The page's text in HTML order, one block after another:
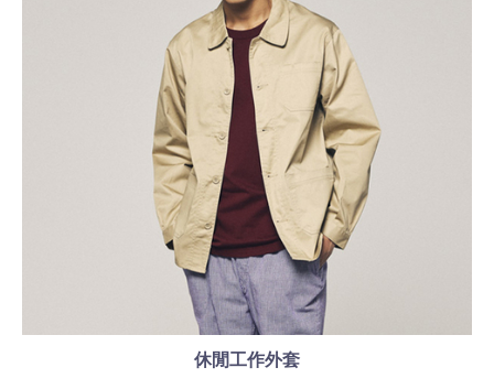
休閒工作外套